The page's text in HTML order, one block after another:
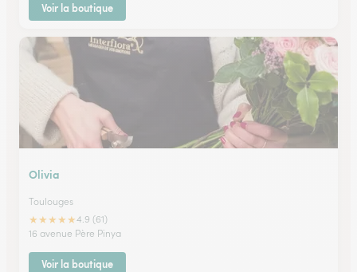
Voir la boutique
Olivia
Toulouges
★★★★★4.9 (61)
16 avenue Père Pinya
Voir la boutique